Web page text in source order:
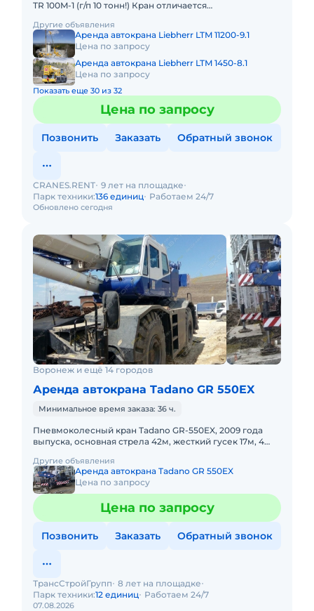
TR 100M-1 (г/п 10 тонн!) Кран отличается
бездорожью. Технические
Другие объявления
Аренда автокрана Liebherr LTM 11200-9.1
Цена по запросу
Аренда автокрана Liebherr LTM 1450-8.1
Цена по запросу
Показать еще 30 из 32
Цена по запросу
Позвонить Заказать Обратный звонок
Обновлено сегодня
CRANES.RENT 9 лет на площадке
Парк техники:136 единиц Работаем 24/7
Воронеж и ещё 14 городов
Аренда автокрана Tadano GR 550EX
Минимальное время заказа: 36 ч.
Пневмоколесный кран Tadano GR-550EX, 2009 года
выпуска, основная стрела 42м, жесткий гусек 17м, 4
дорогам общего
Другие объявления
Аренда автокрана Tadano GR 550EX
Цена по запросу
Цена по запросу
Позвонить Заказать Обратный звонок
07.08.2026
ТрансСтройГрупп 8 лет на площадке
Парк техники:12 единиц Работаем 24/7